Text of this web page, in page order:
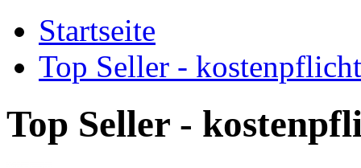
Startseite
Top Seller -
Top Seller -